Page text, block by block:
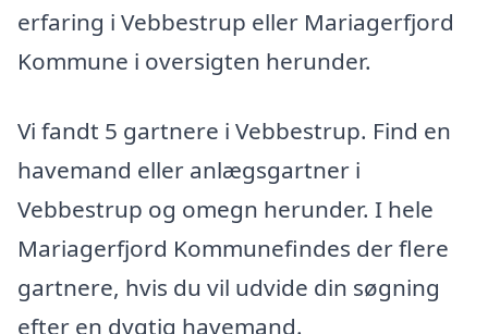
erfaring i Vebbestrup eller Mariagerfjord
Kommune i oversigten herunder.
Vi fandt 5 gartnere i Vebbestrup. Find en
havemand eller anlægsgartner i
Vebbestrup og omegn herunder. I hele
Mariagerfjord Kommunefindes der flere
gartnere, hvis du vil udvide din søgning
efter en dygtig havemand.